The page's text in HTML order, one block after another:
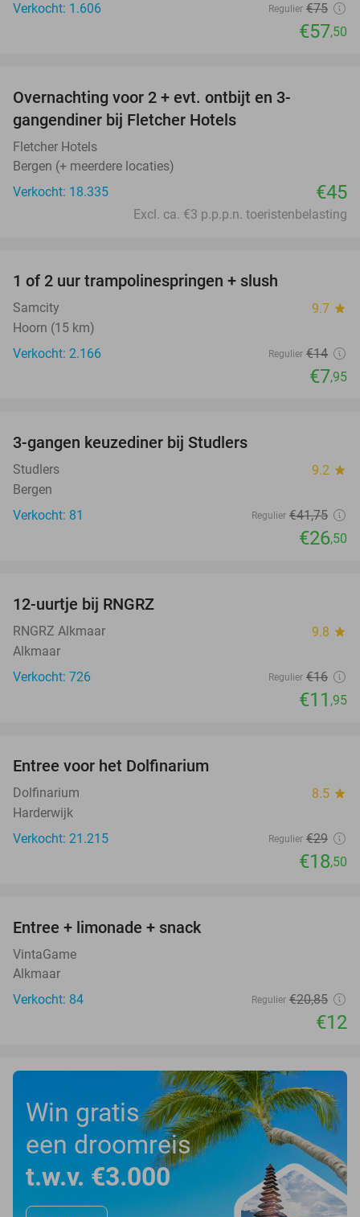
Verkocht: 1.606
Regulier €75
€57,50
Overnachting voor 2 + evt. ontbijt en 3-
gangendiner bij Fletcher Hotels
Fletcher Hotels
Bergen (+ meerdere locaties)
Verkocht: 18.335
€45
Excl. ca. €3 p.p.p.n. toeristenbelasting
1 of 2 uur trampolinespringen + slush
Samcity 9.7 star
Hoorn (15 km)
Verkocht: 2.166
Regulier €14
€7,95
3-gangen keuzediner bij Studlers
Studlers 9.2 star
Bergen
Verkocht: 81
Regulier €41,75
€26,50
12-uurtje bij RNGRZ
RNGRZ Alkmaar 9.8 star
Alkmaar
Verkocht: 726
Regulier €16
€11 ,95
Entree voor het Dolfinarium
Dolfinarium 8.5 star
Harderwijk
Verkocht: 21.215
Regulier €29
€18,50
Entree + limonade + snack
VintaGame
Alkmaar
Verkocht: 84
Regulier €20,85
€12
Win gratis
een droomreis
t.w.v. €3.000